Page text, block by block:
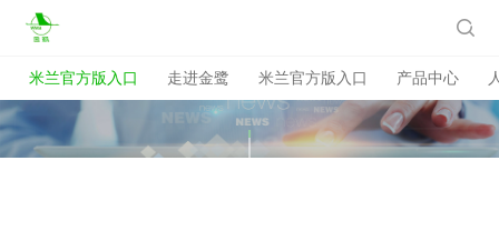
米兰官方版入口
米兰官方版入口 走进金鹭 米兰官方版入口 产品中心
